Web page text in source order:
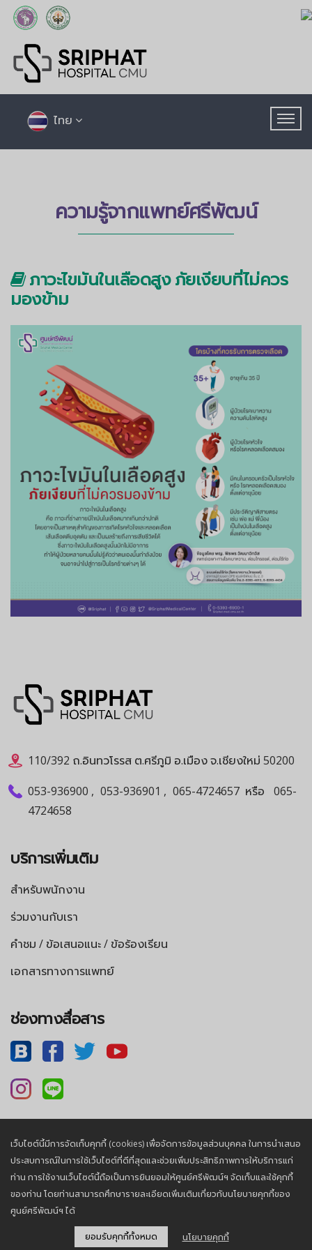
ไทย
ความรู้จากแพทย์ศรีพัฒน์
ภาวะไขมันในเลือดสูง ภัยเงียบที่ไม่ควร
มองข้าม
110/392 ถ.อินทวโรรส ต.ศรีภูมิ อ.เมือง จ.เชียงใหม่ 50200
053-936900 , 053-936901 , 065-4724657 หรือ
065-
4724658
บริการเพิ่มเติม
สำหรับพนักงาน
ร่วมงานกับเรา
คำชม / ข้อเสนอแนะ / ข้อร้องเรียน
เอกสารทางการแพทย์
ช่องทางสื่อสาร
นโยบายความเป็นส่วนตัว |นโยบายคุกกี้
© 2026, Sriphat Medical Center. All Rights Reserved.
เว็บไซต์นี้มีการจัดเก็บคุกกี้ (cookies) เพื่อจัดการข้อมูลส่วนบุคคล ในการนำเสนอ
ประสบการณ์ในการใช้เว็บไซต์ที่ดีที่สุดและช่วยเพิ่มประสิทธิภาพการให้บริการแก่
ท่าน การใช้งานเว็บไซต์นี้ถือเป็นการยินยอมให้ศูนย์ศรีพัฒน์ฯ จัดเก็บและใช้คุกกี้
ของท่าน โดยท่านสามารถศึกษารายละเอียดเพิ่มเติมเกี่ยวกับนโยบายคุกกี้ของ
ศูนย์ศรีพัฒน์ฯ ได้
ยอมรับคุกกี้ทั้งหมด นโยบายคุกกี้